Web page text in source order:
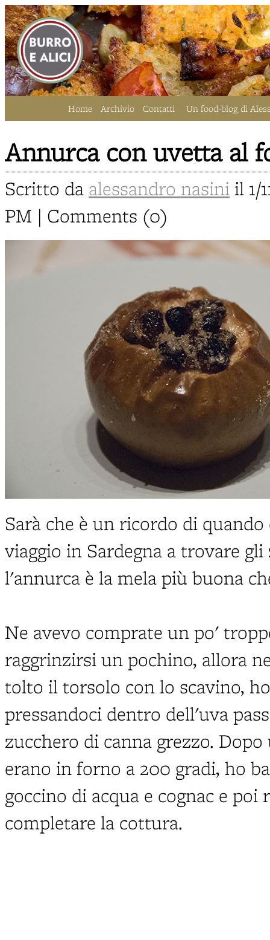
Home Archivio Contatti Un food-blog di
Annurca con uvetta al
Scritto da alessandro nasini il 1/
PM | Comments (0)
Sarà che è un ricordo di
viaggio in Sardegna a trovare
l'annurca è la mela più buona
Ne avevo comprate un po'
raggrinzirsi un pochino, allora
tolto il torsolo con lo scavino,
pressandoci dentro dell'uva
zucchero di canna grezzo.
erano in forno a 200 gradi, ho
goccino di acqua e cognac e
completare la cottura.